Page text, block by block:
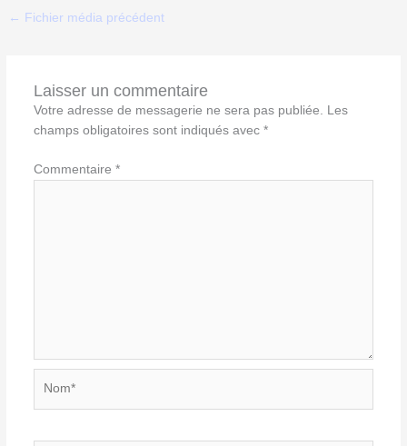
← Fichier média précédent
Laisser un commentaire
Votre adresse de messagerie ne sera pas publiée. Les
champs obligatoires sont indiqués avec *
Commentaire *